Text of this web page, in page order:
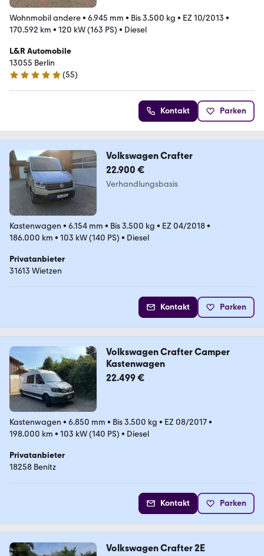
Wohnmobil andere• 6.945 mm • Bis 3.500 kg • EZ 10/2013 •
170.592 km • 120 kW (163 PS) • Diesel
L&R Automobile
13055 Berlin
4.9 Sterne
(55)
Kontakt Parken
Volkswagen Crafter
22.900 €
Verhandlungsbasis
Kastenwagen • 6.154 mm • Bis 3.500 kg • EZ 04/2018•
186.000 km • 103 kW (140 PS) • Diesel
Privatanbieter
31613 Wietzen
Kontakt Parken
Volkswagen Crafter Camper
Kastenwagen
22.499 €
Kastenwagen • 6.850 mm • Bis 3.500 kg • EZ 08/2017•
198.000 km • 103 kW (140 PS) • Diesel
Privatanbieter
18258 Benitz
Kontakt Parken
Volkswagen Crafter 2E